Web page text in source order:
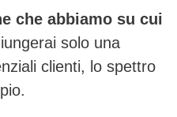
che abbiamo su cui
solo una
clienti, lo spettro